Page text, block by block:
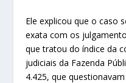
Ele explicou que o caso
exata com os
que tratou do índice da
judiciais da Fazenda
4.425, que